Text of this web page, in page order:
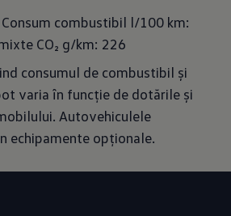
Consum combustibil l/100 km:
CO₂ g/km: 226
consumul de combustibil și
varia în funcție de dotările și
Autovehiculele
echipamente opționale.